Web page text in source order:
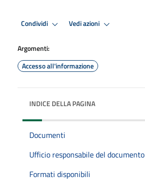
Condividi Vedi azioni
Argomenti:
Accesso all'informazione
INDICE DELLA PAGINA
Documenti
Ufficio responsabile del documento
Formati disponibili